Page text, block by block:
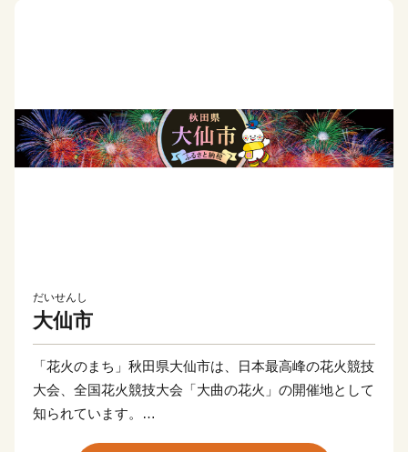
だいせんし
大仙市
「花火のまち」秋田県大仙市は、日本最高峰の花火競技
大会、全国花火競技大会「大曲の花火」の開催地として
知られています。